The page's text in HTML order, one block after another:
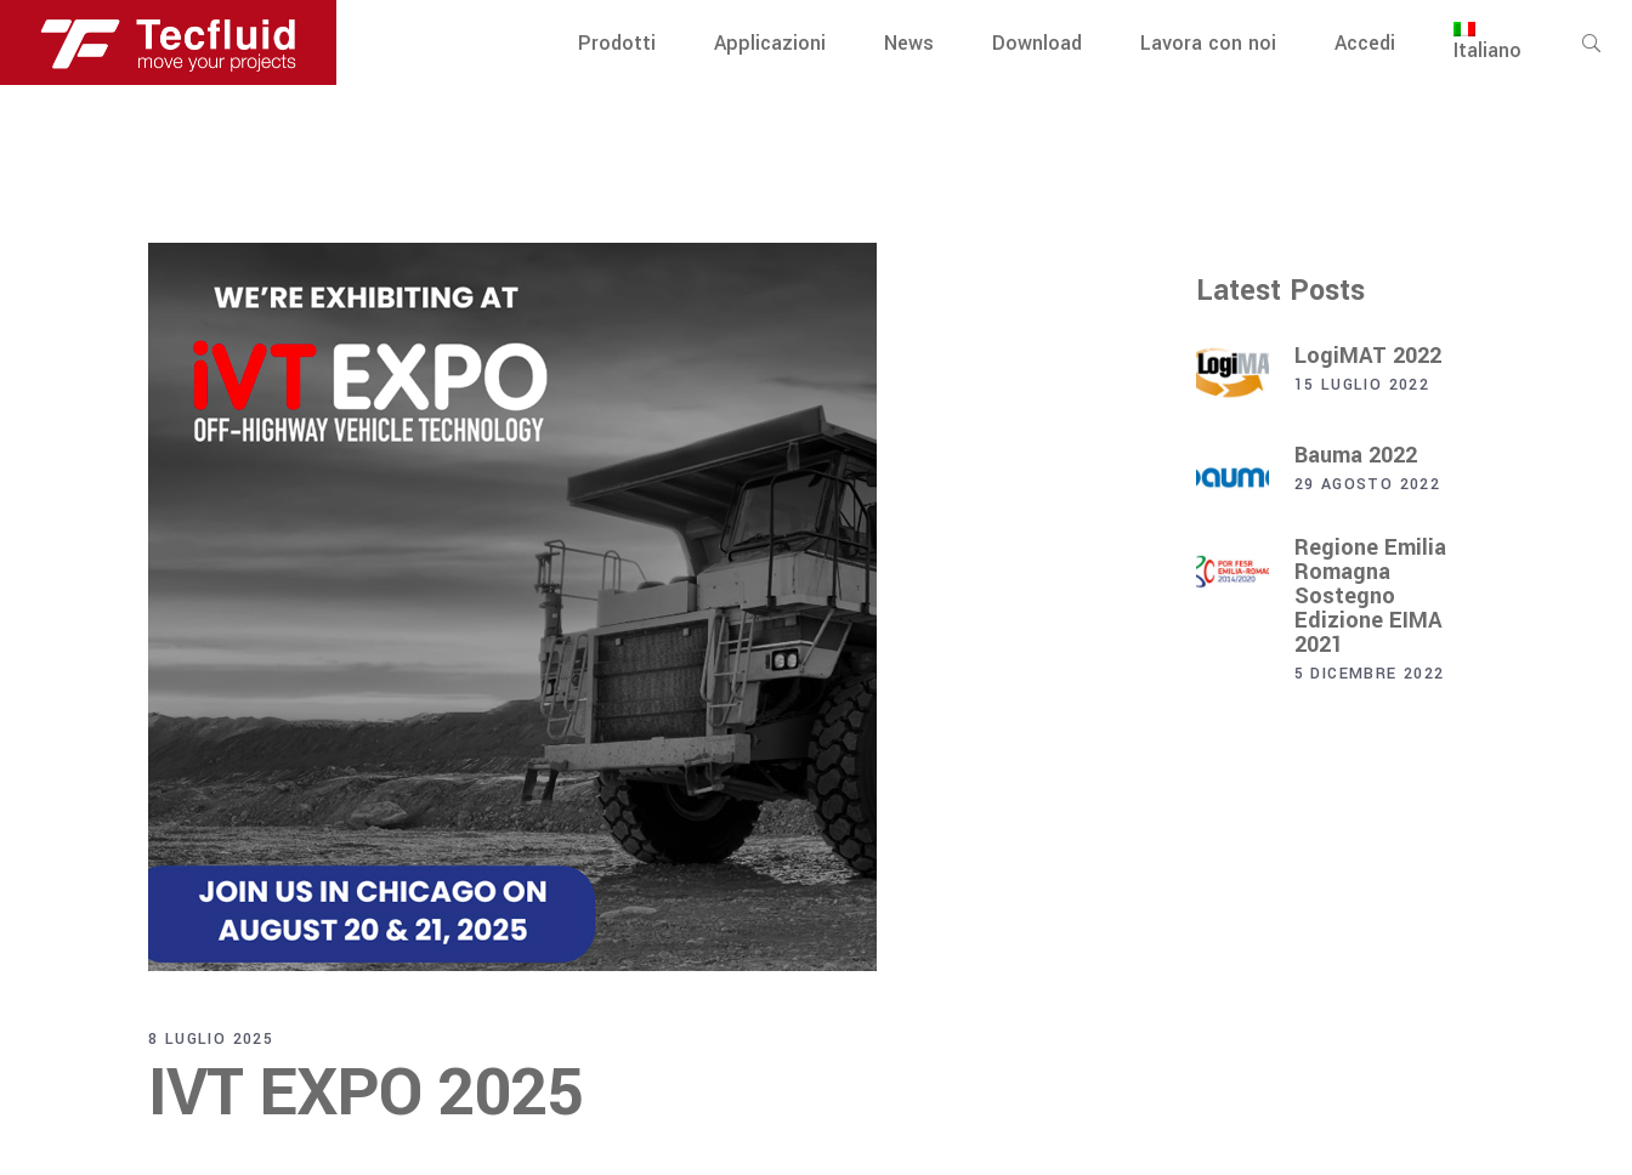
Prodotti Applicazioni News Download Lavora con noi Accedi Italiano
8 LUGLIO 2025
IVT EXPO 2025
Latest Posts
LogiMAT 2022
15 LUGLIO 2022
Bauma 2022
29 AGOSTO 2022
Regione Emilia
Romagna
Sostegno
Edizione EIMA
2021
5 DICEMBRE 2022